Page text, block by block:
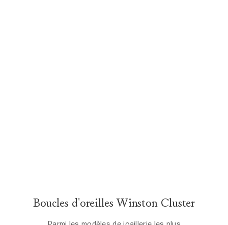
Boucles d'oreilles Winston Cluster